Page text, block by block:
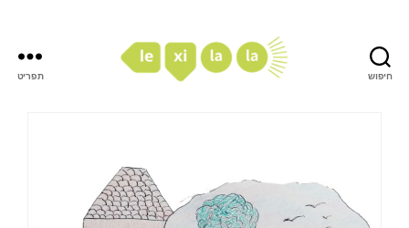
חיפוש תפריט